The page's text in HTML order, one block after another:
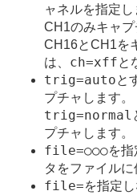
ャネルを指定し
CH1のみキャプ
CH16とCH1を
は、 ch=xffと
trig=autoと
プチャします。
trig=normal
プチャします。
file=○○○を
タをファイルに
file=を指定